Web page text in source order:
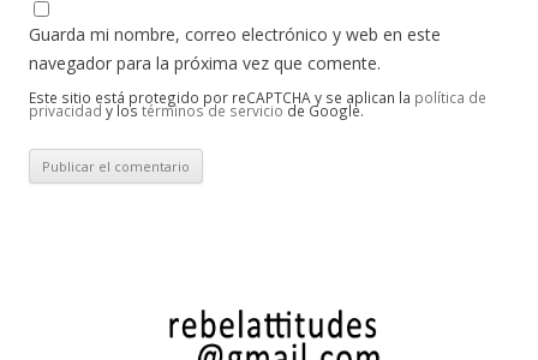
Guarda mi nombre, correo electrónico y web en este
navegador para la próxima vez que comente.
Este sitio está protegido por reCAPTCHA y se aplican la política de
privacidad y los términos de servicio de Google.